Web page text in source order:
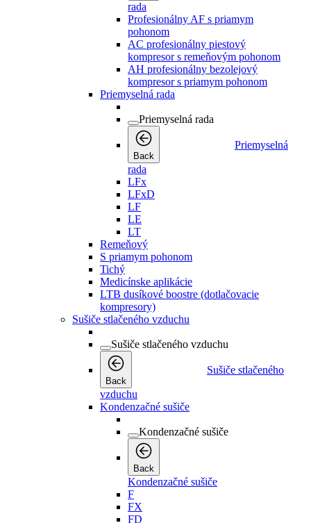
rada
Profesionálny AF s priamym
pohonom
AC profesionálny piestový
kompresor s remeňovým pohonom
AH profesionálny bezolejový
kompresor s priamym pohonom
Priemyselná rada
Priemyselná rada
Back
Priemyselná
rada
LFx
LFxD
LF
LE
LT
Remeňový
S priamym pohonom
Tichý
Medicínske aplikácie
LTB dusíkové boostre (dotlačovacie
kompresory)
Sušiče stlačeného vzduchu
Sušiče stlačeného vzduchu
Back
Sušiče stlačeného
vzduchu
Kondenzačné sušiče
Kondenzačné sušiče
Back
Kondenzačné sušiče
F
FX
FD